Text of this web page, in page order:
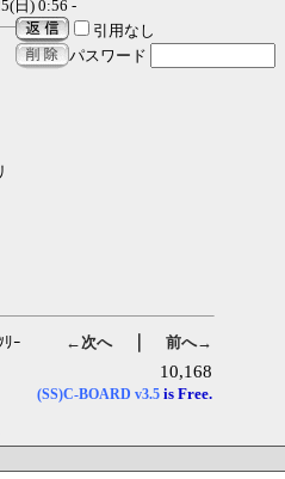
日) 0:56 -
引用なし
パスワード
ﾘｰ ←次へ｜ 前へ→
10,168
(SS)C-BOARD v3.5 is Free.